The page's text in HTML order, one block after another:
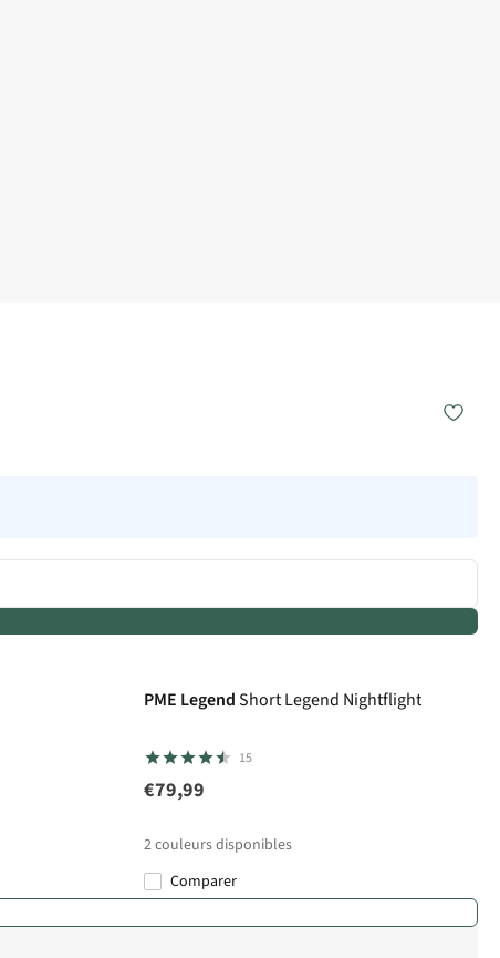
PME LegendShort Legend Nightflight
15
€79,99
2couleurs disponibles
Comparer